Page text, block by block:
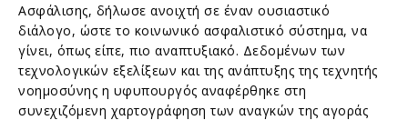
Ασφάλισης, δήλωσε ανοιχτή σε έναν ουσιαστικό
διάλογο, ώστε το κοινωνικό ασφαλιστικό σύστημα, να
γίνει, όπως είπε, πιο αναπτυξιακό. Δεδομένων των
τεχνολογικών εξελίξεων και της ανάπτυξης της τεχνητής
νοημοσύνης η υφυπουργός αναφέρθηκε στη
συνεχιζόμενη χαρτογράφηση των αναγκών της αγοράς